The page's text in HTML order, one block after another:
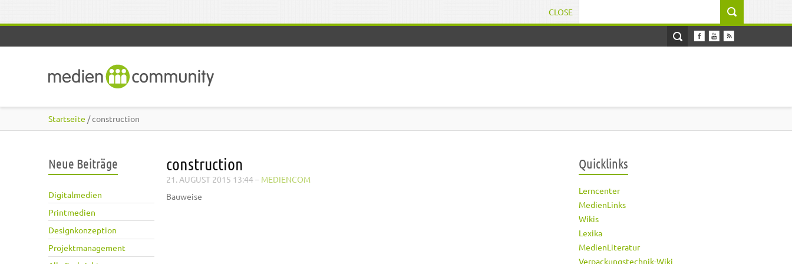
CLOSE
Startseite / construction
Neue Beiträge
Digitalmedien
Printmedien
Designkonzeption
Projektmanagement
construction
21. AUGUST 2015 13:44 – MEDIENCOM
Bauweise
Quicklinks
Lerncenter
MedienLinks
Wikis
Lexika
MedienLiteratur
Verpackungstechnik-Wiki